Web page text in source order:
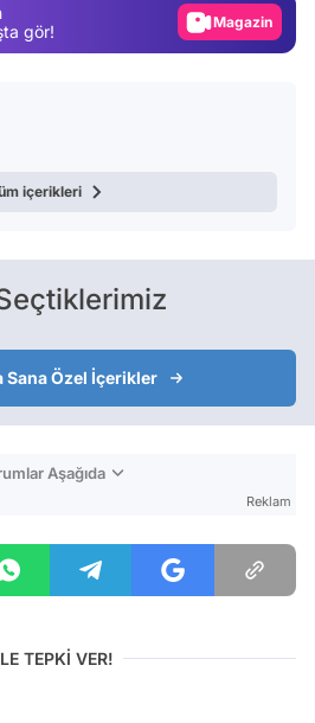
gör!
Magazin
içerikleri
Sana Özel İçerikler
Aşağıda
Reklam
TEPKİ VER!